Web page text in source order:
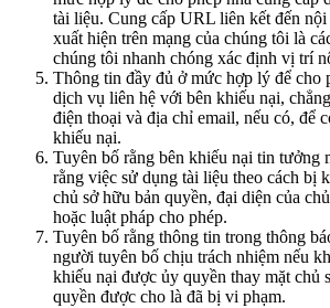
tài liệu. Cung cấp URL liên kết đến nội
xuất hiện trên mạng của chúng tôi là
chúng tôi nhanh chóng xác định vị trí
Thông tin đầy đủ ở mức hợp lý để cho
dịch vụ liên hệ với bên khiếu nại,
điện thoại và địa chỉ email, nếu có, để
khiếu nại.
Tuyên bố rằng bên khiếu nại tin tưởng
rằng việc sử dụng tài liệu theo cách bị
chủ sở hữu bản quyền, đại diện của
hoặc luật pháp cho phép.
Tuyên bố rằng thông tin trong thông
người tuyên bố chịu trách nhiệm nếu
khiếu nại được ủy quyền thay mặt chủ
quyền được cho là đã bị vi phạm.